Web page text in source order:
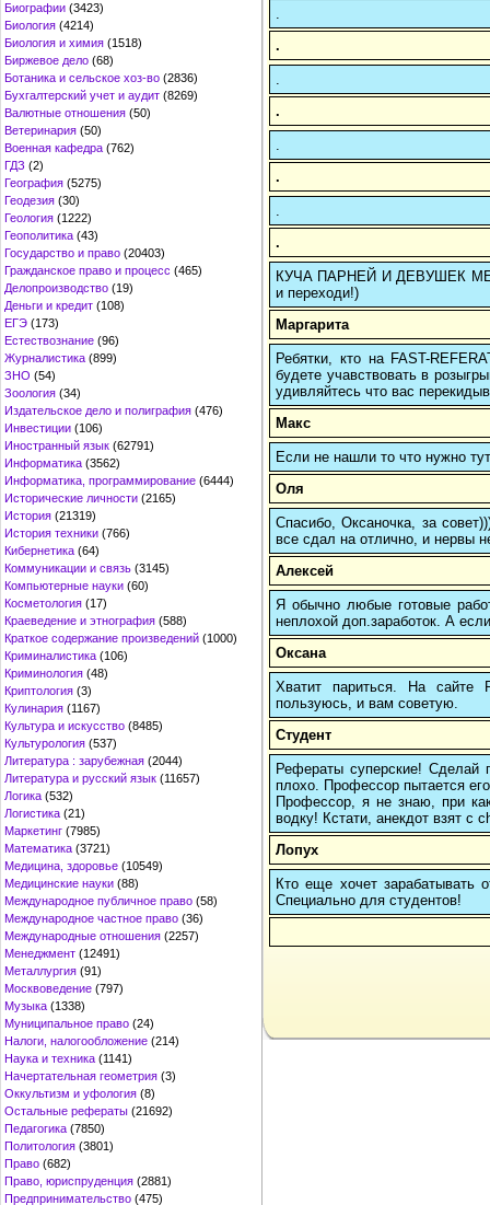
Биографии (3423)
Биология (4214)
Биология и химия (1518)
Биржевое дело (68)
Ботаника и сельское хоз-во (2836)
Бухгалтерский учет и аудит (8269)
Валютные отношения (50)
Ветеринария (50)
Военная кафедра (762)
ГДЗ (2)
География (5275)
Геодезия (30)
Геология (1222)
Геополитика (43)
Государство и право (20403)
Гражданское право и процесс (465)
Делопроизводство (19)
Деньги и кредит (108)
ЕГЭ (173)
Естествознание (96)
Журналистика (899)
ЗНО (54)
Зоология (34)
Издательское дело и полиграфия (476)
Инвестиции (106)
Иностранный язык (62791)
Информатика (3562)
Информатика, программирование (6444)
Исторические личности (2165)
История (21319)
История техники (766)
Кибернетика (64)
Коммуникации и связь (3145)
Компьютерные науки (60)
Косметология (17)
Краеведение и этнография (588)
Краткое содержание произведений (1000)
Криминалистика (106)
Криминология (48)
Криптология (3)
Кулинария (1167)
Культура и искусство (8485)
Культурология (537)
Литература : зарубежная (2044)
Литература и русский язык (11657)
Логика (532)
Логистика (21)
Маркетинг (7985)
Математика (3721)
Медицина, здоровье (10549)
Медицинские науки (88)
Международное публичное право (58)
Международное частное право (36)
Международные отношения (2257)
Менеджмент (12491)
Металлургия (91)
Москвоведение (797)
Музыка (1338)
Муниципальное право (24)
Налоги, налогообложение (214)
Наука и техника (1141)
Начертательная геометрия (3)
Оккультизм и уфология (8)
Остальные рефераты (21692)
Педагогика (7850)
Политология (3801)
Право (682)
Право, юриспруденция (2881)
Предпринимательство (475)
.
.
.
.
КУЧА ПАРНЕЙ И ДЕВУШЕК
и переходи!)
Маргарита
Ребятки, кто на FAST-
будете учавствовать в
удивляйтесь что вас
Макс
Если не нашли то что нужно
Оля
Спасибо, Оксаночка, за
все сдал на отлично, и нервы
Алексей
Я обычно любые готовые
неплохой доп.заработок. А
Оксана
Хватит париться. На
пользуюсь, и вам советую.
Студент
Рефераты суперские! Сделай
плохо. Профессор пытается
Профессор, я не знаю, при
водку! Кстати, анекдот взят с
Лопух
Кто еще хочет зарабатывать
Cпециально для студентов!